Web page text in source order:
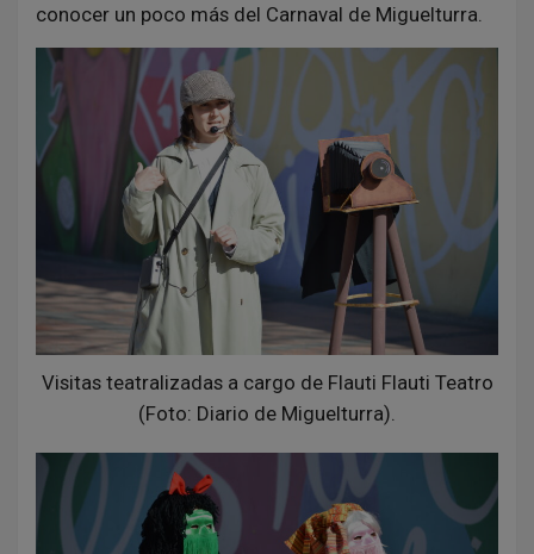
conocer un poco más del Carnaval de Miguelturra.
Visitas teatralizadas a cargo de Flauti Flauti Teatro
(Foto: Diario de Miguelturra).